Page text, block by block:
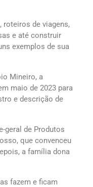
roteiros de viagens,
e até construir
exemplos de sua
Mineiro, a
maio de 2023 para
e descrição de
geral de Produtos
que convenceu
a família dona
fazem e ficam